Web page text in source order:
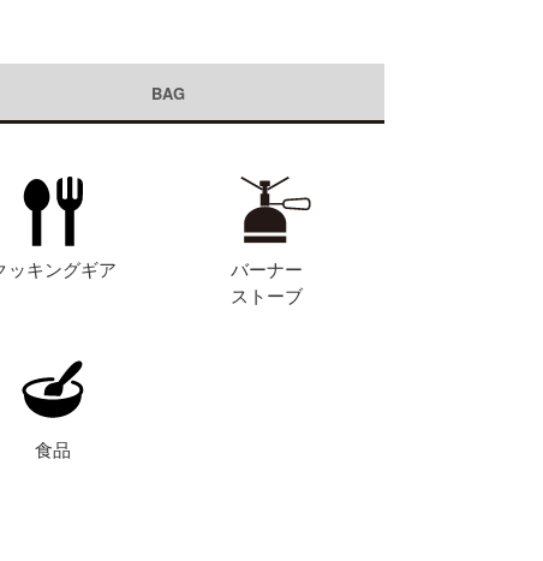
BAG
ッキングギア
バーナー
ストーブ
食品